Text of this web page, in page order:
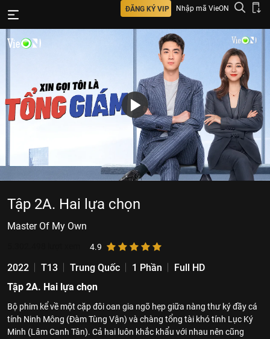
ĐĂNG KÝ VIP Nhập mã VieON
Tập 2A. Hai lựa chọn
Master Of My Own
4.9
2022 T13 Trung Quốc 1 Phần
Full HD
Tập 2A. Hai lựa chọn
Bộ phim kể về một cặp đôi oan gia ngõ hẹp giữa nàng thư ký đầy cá
tính Ninh Mông (Đàm Tùng Vận) và chàng tổng tài khó tính Lục Ký
Minh (Lâm Canh Tân). Cả hai luôn khắc khẩu với nhau nên cũng